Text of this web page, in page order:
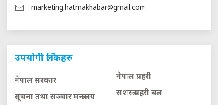
marketing.hatmakhabar@gmail.com
उपयोगी लिंकहरु
नेपाल सरकार
सूचना तथा सञ्चार मन्त्रालय
नेपाल प्रहरी
सशस्त्र प्रहरी बल